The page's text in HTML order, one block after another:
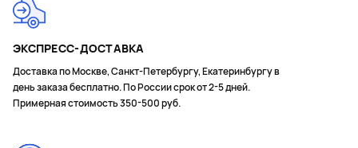
ЭКСПРЕСС-ДОСТАВКА
Доставка по Москве, Санкт-Петербургу, Екатеринбургу в
день заказа бесплатно. По России срок от 2-5 дней.
Примерная стоимость 350-500 руб.